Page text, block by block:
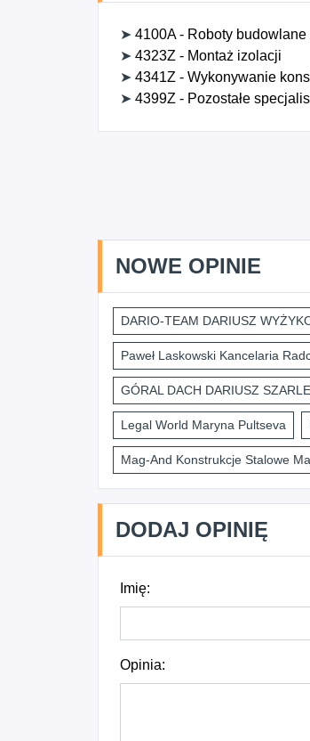
➤ 4100A - Roboty
➤ 4323Z - Montaż izolacji
➤ 4341Z - Wykonywanie
➤ 4399Z - Pozostałe
NOWE OPINIE
DARIO-TEAM DARIUSZ
Paweł Laskowski Kancelaria
GÓRAL DACH DARIUSZ
Legal World Maryna Pultseva
Mag-And Konstrukcje Stalowe
DODAJ OPINIĘ
Imię:
Opinia: